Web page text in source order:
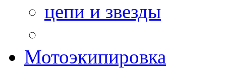
цепи и звезды
Мотоэкипировка